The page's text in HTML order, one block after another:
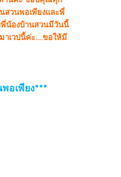
วนพอเพียงและพี่
พี่น้องบ้านสวนมีวันนี้
เวปนี้ค่ะ....ขอให้มี
อเพียง***